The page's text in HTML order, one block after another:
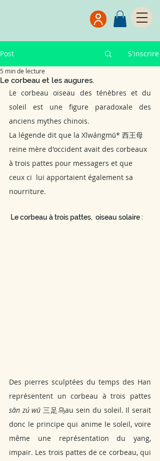
Post S'inscrire
Le corbeau et les augures.
5 min de lecture
Le corbeau oiseau des ténèbres et du
soleil est une figure paradoxale des
anciens mythes chinois.
La légende dit que la Xīwángmǔ* 西王母
reine mère d'occident avait des corbeaux
à trois pattes pour messagers et que
ceux ci  lui apportaient également sa
nourriture.
Le corbeau à trois pattes,  oiseau solaire :
Des pierres sculptées du temps des Han
sān zú wū 三足乌au sein du soleil. Il serait
donc le principe qui anime le soleil, voire
même une représentation du yang,
impair. Les trois pattes de ce corbeau, qui